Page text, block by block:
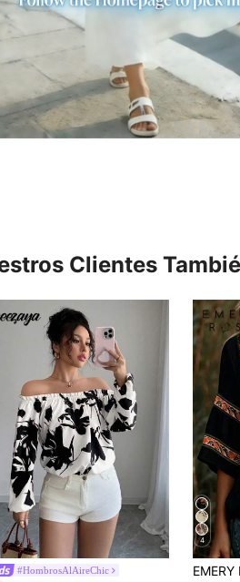
Clientes
#HombrosAlAireChic
4